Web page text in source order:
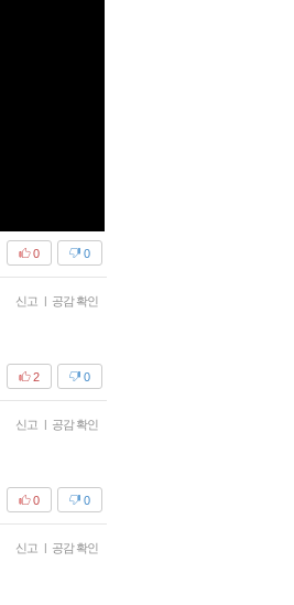
0
0
신고 | 공감 확인
0
2
신고 | 공감 확인
0
0
신고 | 공감 확인